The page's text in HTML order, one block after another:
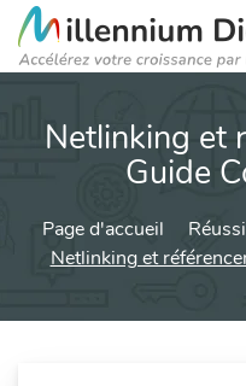
Netlinking et
Guide
Page d'accueil
Netlinking et